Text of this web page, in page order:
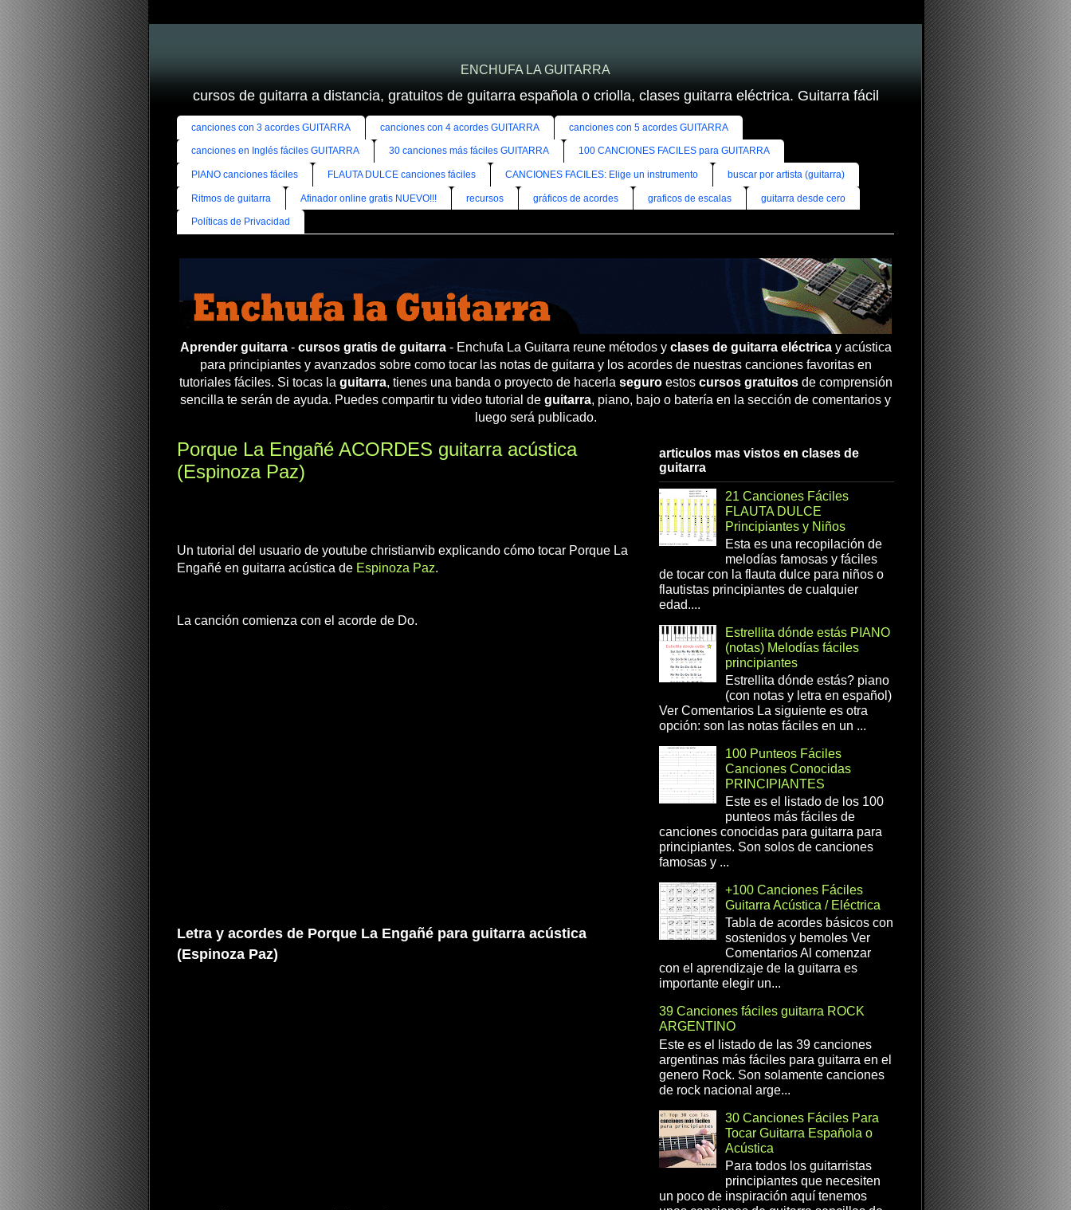
ENCHUFA LA GUITARRA
cursos de guitarra a distancia, gratuitos de guitarra española o criolla, clases guitarra eléctrica. Guitarra fácil
canciones con 3 acordes GUITARRA canciones con 4 acordes GUITARRA canciones con 5 acordes GUITARRA
canciones en Inglés fáciles GUITARRA 30 canciones más fáciles GUITARRA 100 CANCIONES FACILES para GUITARRA
PIANO canciones fáciles FLAUTA DULCE canciones fáciles CANCIONES FACILES: Elige un instrumento buscar por artista (guitarra)
Ritmos de guitarra Afinador online gratis NUEVO!!! recursos gráficos de acordes graficos de escalas guitarra desde cero
Políticas de Privacidad
Aprender guitarra- cursos gratis de guitarra- Enchufa La Guitarra reune métodos y clases de guitarra eléctricay acústica
para principiantes y avanzados sobre como tocar las notas de guitarra y los acordes de nuestras canciones favoritas en
tutoriales fáciles. Si tocas la guitarra, tienes una banda o proyecto de hacerla seguroestos cursos gratuitosde comprensión
sencilla te serán de ayuda. Puedes compartir tu video tutorial de guitarra, piano, bajo o batería en la sección de comentarios y
luego será publicado.
Porque La Engañé ACORDES guitarra acústica
(Espinoza Paz)
Un tutorial del usuario de youtube christianvib explicando cómo tocar Porque La
Engañé en guitarra acústica de Espinoza Paz.
La canción comienza con el acorde de Do.
Letra y acordes de Porque La Engañé para guitarra acústica
(Espinoza Paz)
articulos mas vistos en clases de
guitarra
21 Canciones Fáciles
FLAUTA DULCE
Principiantes y Niños
Esta es una recopilación de
melodías famosas y fáciles
de tocar con la flauta dulce para niños o
flautistas principiantes de cualquier
edad....
Estrellita dónde estás PIANO
(notas) Melodías fáciles
principiantes
Estrellita dónde estás? piano
(con notas y letra en español)
Ver Comentarios La siguiente es otra
opción: son las notas fáciles en un ...
100 Punteos Fáciles
Canciones Conocidas
PRINCIPIANTES
Este es el listado de los 100
punteos más fáciles de
canciones conocidas para guitarra para
principiantes. Son solos de canciones
famosas y ...
+100 Canciones Fáciles
Guitarra Acústica / Eléctrica
Tabla de acordes básicos con
sostenidos y bemoles Ver
Comentarios Al comenzar
con el aprendizaje de la guitarra es
importante elegir un...
39 Canciones fáciles guitarra ROCK
ARGENTINO
Este es el listado de las 39 canciones
argentinas más fáciles para guitarra en el
genero Rock. Son solamente canciones
de rock nacional arge...
30 Canciones Fáciles Para
Tocar Guitarra Española o
Acústica
Para todos los guitarristas
principiantes que necesiten
un poco de inspiración aquí tenemos